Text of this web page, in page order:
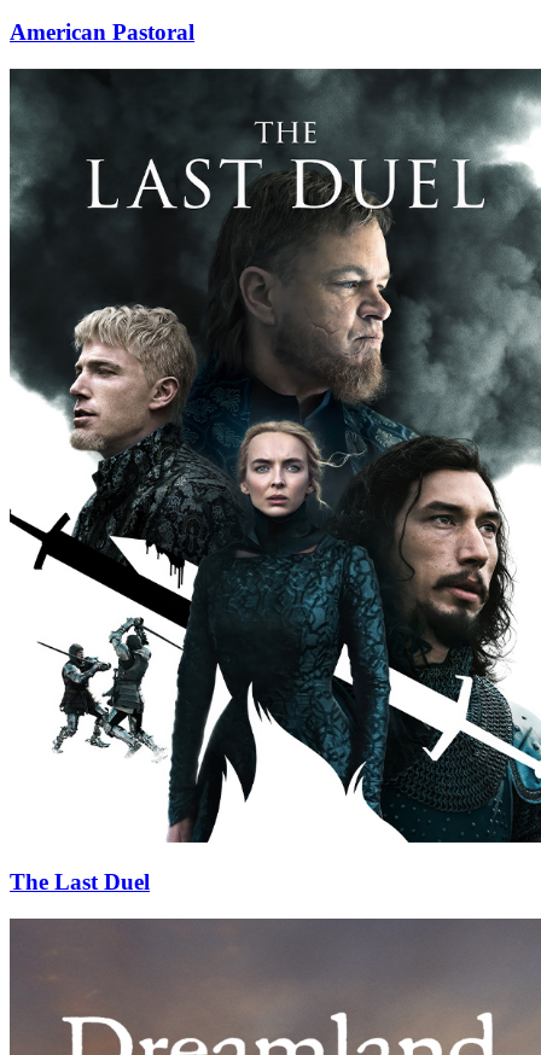
American Pastoral
The Last Duel